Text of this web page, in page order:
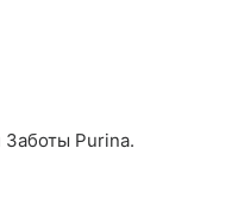
Заботы Purina.